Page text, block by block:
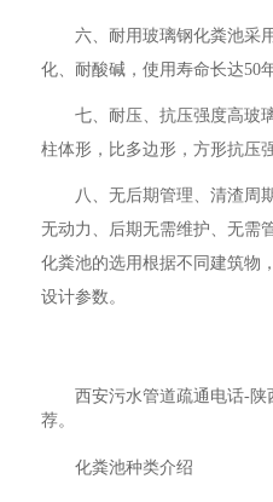
六、耐用玻璃钢化粪池采
化、耐酸碱，使用寿命长达50
七、耐压、抗压强度高玻
柱体形，比多边形，方形抗压
八、无后期管理、清渣周
无动力、后期无需维护、无需
化粪池的选用根据不同建筑物
设计参数。
西安污水管道疏通电话-
荐。
化粪池种类介绍